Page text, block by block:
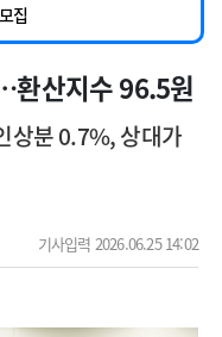
집
) 모집
환산지수 96.5원
상분 0.7%, 상대가
기사입력 2026.06.25 14:02